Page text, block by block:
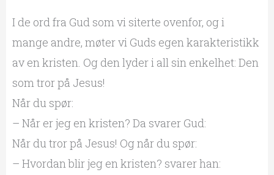
I de ord fra Gud som vi siterte ovenfor, og i
mange andre, møter vi Guds egen karakteristikk
av en kristen. Og den lyder i all sin enkelhet: Den
som tror på Jesus!
Når du spør:
– Når er jeg en kristen? Da svarer Gud:
Når du tror på Jesus! Og når du spør:
– Hvordan blir jeg en kristen? svarer han: